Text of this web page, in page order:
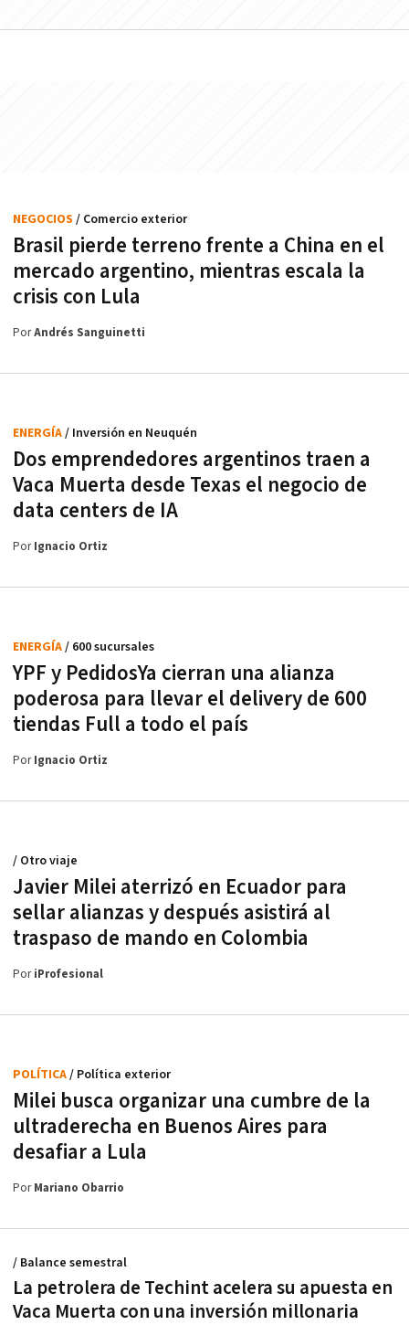
Brasil pierde terreno frente a China en el
mercado argentino, mientras escala la
crisis con Lula
NEGOCIOS / Comercio exterior
PorAndrés Sanguinetti
Dos emprendedores argentinos traen a
Vaca Muerta desde Texas el negocio de
data centers de IA
ENERGÍA/ Inversión en Neuquén
PorIgnacio Ortiz
YPF y PedidosYa cierran una alianza
poderosa para llevar el delivery de 600
tiendas Full a todo el país
ENERGÍA/ 600 sucursales
PorIgnacio Ortiz
Javier Milei aterrizó en Ecuador para
sellar alianzas y después asistirá al
traspaso de mando en Colombia
/ Otro viaje
PoriProfesional
Milei busca organizar una cumbre de la
ultraderecha en Buenos Aires para
desafiar a Lula
POLÍTICA/ Política exterior
PorMariano Obarrio
La petrolera de Techint acelera su apuesta en
Vaca Muerta con una inversión millonaria
/ Balance semestral